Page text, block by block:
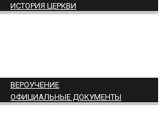
ИСТОРИЯ ЦЕРКВИ
ВЕРОУЧЕНИЕ
ОФИЦИАЛЬНЫЕ ДОКУМЕНТЫ